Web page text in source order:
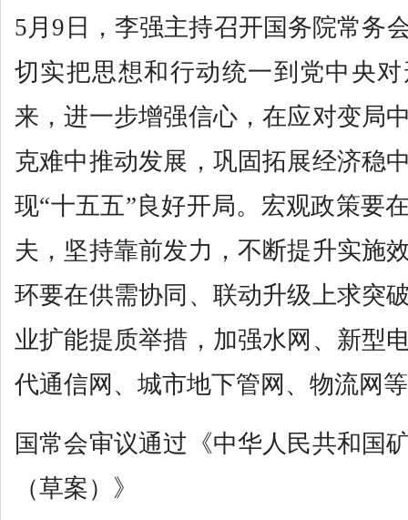
5月9日，李强主持召开国务院常务
切实把思想和行动统一到党中央
来，进一步增强信心，在应对变局
克难中推动发展，巩固拓展经济稳
现“十五五”良好开局。宏观政策要
夫，坚持靠前发力，不断提升实施
环要在供需协同、联动升级上求突
业扩能提质举措，加强水网、新型
代通信网、城市地下管网、物流网
国常会审议通过《中华人民共和国
（草案）》